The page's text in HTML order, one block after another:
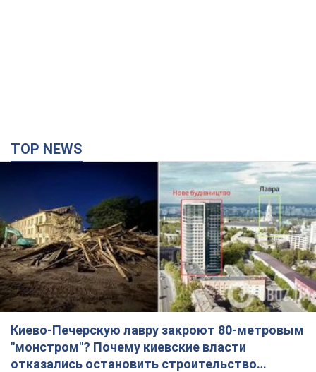
TOP NEWS
Киево-Печерскую лавру закроют 80-метровым
"монстром"? Почему киевские власти
отказались остановить строительство